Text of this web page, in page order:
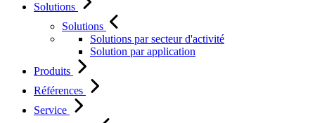
Solutions
Solutions
Solutions par secteur d'activité
Solution par application
Produits
Références
Service